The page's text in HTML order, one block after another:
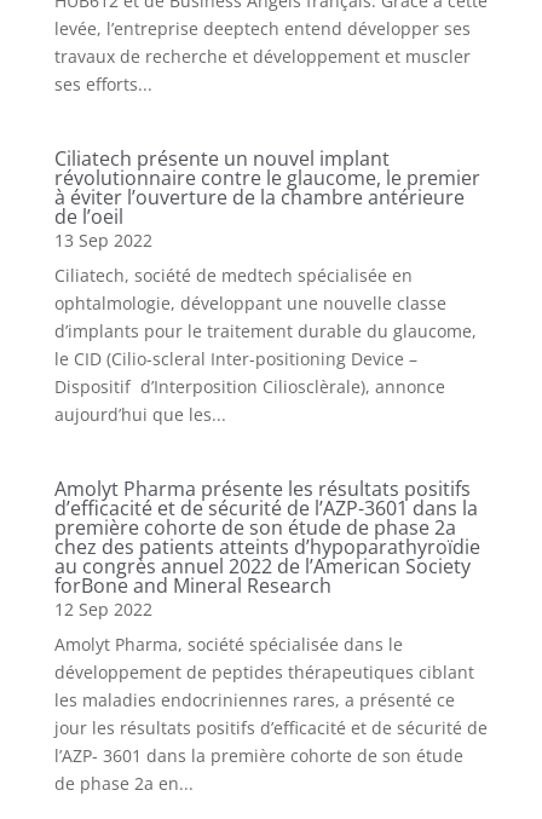
levée, l’entreprise deeptech entend développer ses
travaux de recherche et développement et muscler
ses efforts...
Ciliatech présente un nouvel implant
révolutionnaire contre le glaucome, le premier
à éviter l’ouverture de la chambre antérieure
de l’oeil
13 Sep 2022
Ciliatech, société de medtech spécialisée en
ophtalmologie, développant une nouvelle classe
d’implants pour le traitement durable du glaucome,
le CID (Cilio-scleral Inter-positioning Device –
Dispositif d’Interposition Ciliosclèrale), annonce
aujourd’hui que les...
Amolyt Pharma présente les résultats positifs
d’efficacité et de sécurité de l’AZP-3601 dans la
première cohorte de son étude de phase 2a
chez des patients atteints d’hypoparathyroïdie
au congrès annuel 2022 de l’American Society
forBone and Mineral Research
12 Sep 2022
Amolyt Pharma, société spécialisée dans le
développement de peptides thérapeutiques ciblant
les maladies endocriniennes rares, a présenté ce
jour les résultats positifs d’efficacité et de sécurité de
l’AZP- 3601 dans la première cohorte de son étude
de phase 2a en...